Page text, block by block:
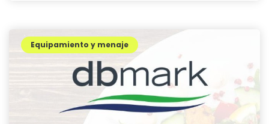
Equipamiento y menaje